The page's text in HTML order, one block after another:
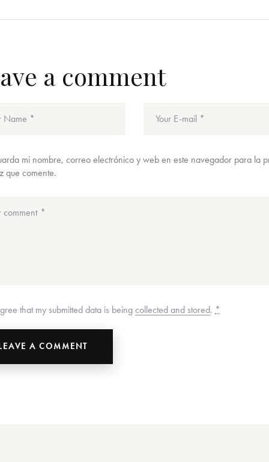
a comment
mi nombre, correo electrónico y web en este navegador para la
que comente.
that my submitted data is beingcollected and stored. *